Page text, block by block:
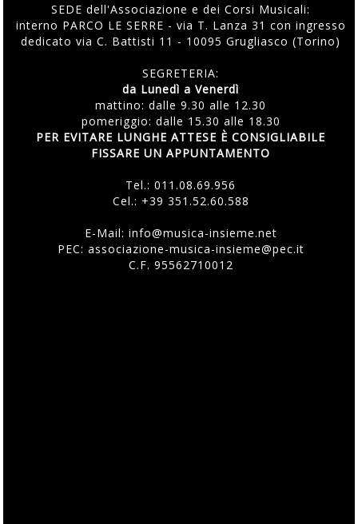
SEDE dell'Associazione e dei Corsi Musicali:
interno PARCO LE SERRE - via T. Lanza 31 con ingresso
dedicato via C. Battisti 11 - 10095 Grugliasco (Torino)
SEGRETERIA:
da Lunedì a Venerdì
mattino: dalle 9.30 alle 12.30
pomeriggio: dalle 15.30 alle 18.30
PER EVITARE LUNGHE ATTESE È CONSIGLIABILE
FISSARE UN APPUNTAMENTO
Tel.:011.08.69.956
Cel.: +39 351.52.60.588
E-Mail: info@musica-insieme.net
PEC: associazione-musica-insieme@pec.it
C.F. 95562710012